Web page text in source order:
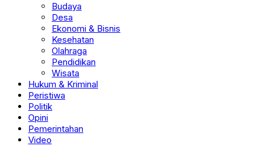
Desa
Ekonomi & Bisnis
Kesehatan
Olahraga
Pendidikan
Wisata
Hukum & Kriminal
Peristiwa
Politik
Opini
Pemerintahan
Video
Advertorial